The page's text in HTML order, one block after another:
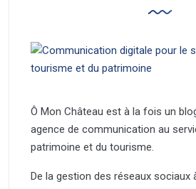
Ô Mon Château est à la fois un
agence de communication au
patrimoine et du tourisme.
De la gestion des réseaux sociaux